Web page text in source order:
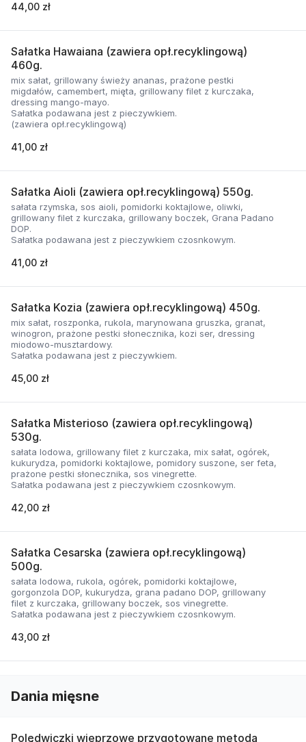
44,00 zł
Sałatka Hawaiana (zawiera opł.recyklingową)
460g.
mix sałat, grillowany świeży ananas, prażone pestki
migdałów, camembert, mięta, grillowany filet z kurczaka,
dressing mango-mayo.
Sałatka podawana jest z pieczywkiem.
(zawiera opł.recyklingową)
41,00 zł
Sałatka Aioli (zawiera opł.recyklingową) 550g.
sałata rzymska, sos aioli, pomidorki koktajlowe, oliwki,
grillowany filet z kurczaka, grillowany boczek, Grana Padano
DOP.
Sałatka podawana jest z pieczywkiem czosnkowym.
41,00 zł
Sałatka Kozia (zawiera opł.recyklingową) 450g.
mix sałat, roszponka, rukola, marynowana gruszka, granat,
winogron, prażone pestki słonecznika, kozi ser, dressing
miodowo-musztardowy.
Sałatka podawana jest z pieczywkiem.
45,00 zł
Sałatka Misterioso (zawiera opł.recyklingową)
530g.
sałata lodowa, grillowany filet z kurczaka, mix sałat, ogórek,
kukurydza, pomidorki koktajlowe, pomidory suszone, ser feta,
prażone pestki słonecznika, sos vinegrette.
Sałatka podawana jest z pieczywkiem czosnkowym.
42,00 zł
Sałatka Cesarska (zawiera opł.recyklingową)
500g.
sałata lodowa, rukola, ogórek, pomidorki koktajlowe,
gorgonzola DOP, kukurydza, grana padano DOP, grillowany
filet z kurczaka, grillowany boczek, sos vinegrette.
Sałatka podawana jest z pieczywkiem czosnkowym.
43,00 zł
Dania mięsne
Polędwiczki wieprzowe przygotowane metodą